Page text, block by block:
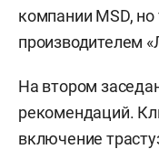
компании MSD,
производителем
На втором
рекомендаций.
включение